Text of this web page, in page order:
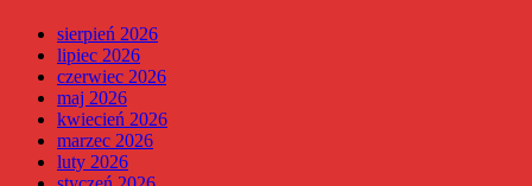
sierpień 2026
lipiec 2026
czerwiec 2026
maj 2026
kwiecień 2026
marzec 2026
luty 2026